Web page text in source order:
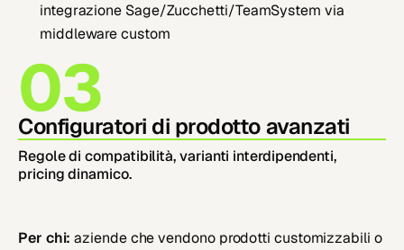
integrazione Sage/Zucchetti/TeamSystem via
middleware custom
03
Configuratori di prodotto avanzati
Regole di compatibilità, varianti interdipendenti,
pricing dinamico.
Per chi: aziende che vendono prodotti customizzabili o